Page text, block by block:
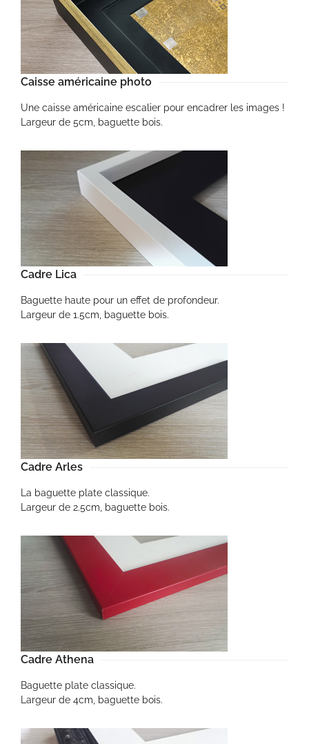
Caisse américaine photo
Une caisse américaine escalier pour encadrer les images !
Largeur de 5cm, baguette bois.
Cadre Lica
Baguette haute pour un effet de profondeur.
Largeur de 1.5cm, baguette bois.
Cadre Arles
La baguette plate classique.
Largeur de 2.5cm, baguette bois.
Cadre Athena
Baguette plate classique.
Largeur de 4cm, baguette bois.